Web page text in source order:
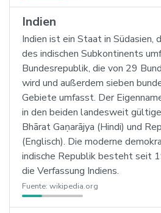
Indien
Indien ist ein Staat in
des indischen Subkontinents
Bundesrepublik, die von 29
wird und außerdem sieben
Gebiete umfasst. Der
in den beiden landesweit
Bhārat Gaṇarājya (Hindi) und
(Englisch). Die moderne
indische Republik besteht seit
die Verfassung Indiens.
Fuente: wikipedia.org